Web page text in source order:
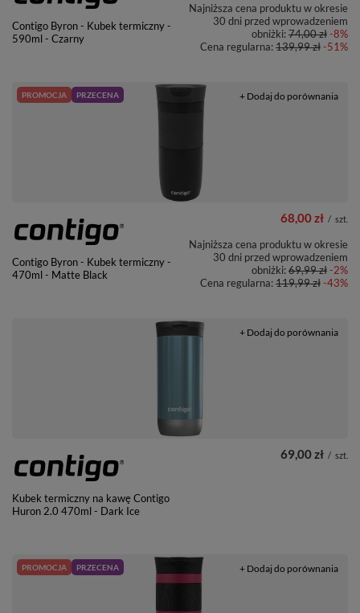
Contigo Byron - Kubek termiczny -
590ml - Czarny
Najniższa cena produktu w okresie
30 dni przed wprowadzeniem
obniżki:74,00 zł-8%
Cena regularna:139,99 zł-51%
PROMOCJA PRZECENA
Contigo Byron - Kubek termiczny -
470ml - Matte Black
68,00 zł / szt.
Najniższa cena produktu w okresie
30 dni przed wprowadzeniem
obniżki:69,99 zł-2%
Cena regularna:119,99 zł-43%
+ Dodaj do porównania
Kubek termiczny na kawę Contigo
Huron 2.0 470ml - Dark Ice
69,00 zł / szt.
+ Dodaj do porównania
PROMOCJA PRZECENA + Dodaj do porównania